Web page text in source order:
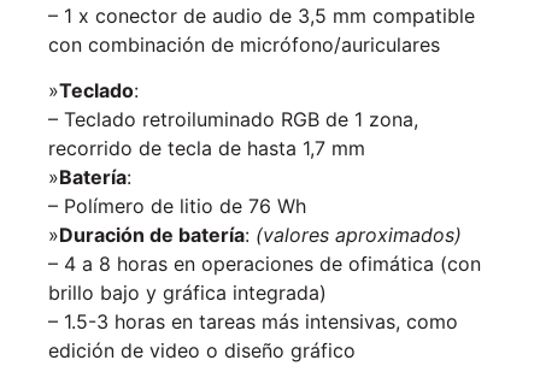
– 1 x conector de audio de 3,5 mm compatible
con combinación de micrófono/auriculares
»Teclado:
– Teclado retroiluminado RGB de 1 zona,
recorrido de tecla de hasta 1,7 mm
»Batería:
– Polímero de litio de 76 Wh
»Duración de batería: (valores aproximados)
– 4 a 8 horas en operaciones de ofimática (con
brillo bajo y gráfica integrada)
– 1.5-3 horas en tareas más intensivas, como
edición de video o diseño gráfico